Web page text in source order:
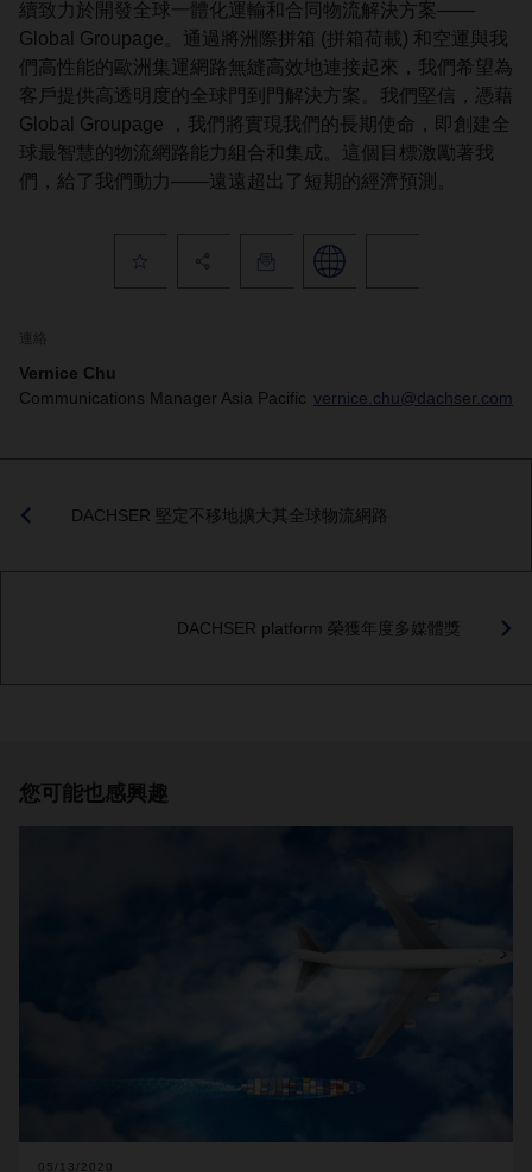
續致力於開發全球一體化運輸和合同物流解決方案——
Global Groupage。通過將洲際拼箱 (拼箱荷載) 和空運與我
們高性能的歐洲集運網路無縫高效地連接起來，我們希望為
客戶提供高透明度的全球門到門解決方案。我們堅信，憑藉
Global Groupage ，我們將實現我們的長期使命，即創建全
球最智慧的物流網路能力組合和集成。這個目標激勵著我
們，給了我們動力——遠遠超出了短期的經濟預測。
Vernice Chu
Communications Manager Asia Pacific vernice.chu@dachser.com
DACHSER 堅定不移地擴大其全球物流網路
DACHSER platform 榮獲年度多媒體獎
您可能也感興趣
05/13/2020